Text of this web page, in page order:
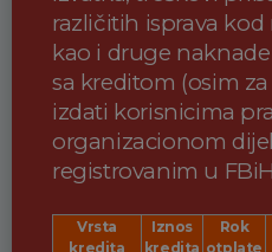
različitih isprava
kao i druge
sa kreditom (osim
izdati korisnicima
organizacionom
registrovanim u
Vrsta
kredita
Iznos
kredita
Rok
otplate